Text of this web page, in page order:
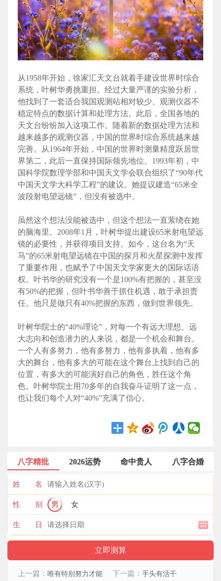
从1958年开始，徐家汇天文台就着手建设世界时综合
系统，叶树华勇挑重担。经过大量严谨的实验分析，
他找到了一套适合我国观测站相对较少、观测仪器不
稳定特点的数据计算和处理方法。此后，全国各地的
天文台纷纷加入这项工作。随着新的数据处理方法和
越来越多的观测仪器，中国的世界时综合系统越来越
完善。从1964年开始，中国的世界时测量精度跃居世
界第二，此后一直保持国际领先地位。1993年初，中
国科学院数理学部和中国天文学会联合组织了“90年代
中国天文学大科学工程”的建议。她提议建造“65米全
波段射电望远镜”，但没有被选中。
虽然这个想法没能被选中，但这个想法一直萦绕在她
的脑海里。2008年1月，叶树华提出建设65米射电望远
镜的必要性，并获得项目支持。如今，这台名为“天
马”的65米射电望远镜在中国的探月和火星探测中发挥
了重要作用，也赋予了中国天文学家更大的国际话语
权。叶书华的研究没有一个是100%有把握的，甚至没
有50%的把握，但叶书华善于抓住机遇，敢于承担责
任。他只是做只有40%把握的东西，做到世界领先。
叶树华院士的“40%理论”，对每一个有远大理想、远
大志向和创造潜力的人来说，都是一个机会和舞台。
一个人有多努力，他有多努力，他有多执着，他有多
大的舞台，他有多大的可能在这个舞台上找到自己的
位置，有多大的可能演好自己的角色，胜任这个角
色。叶树华院士用70多年的自我奋斗证明了这一点，
也让我们每个人对“40%”充满了信心。
八字精批 2026运势 命中贵人 八字合婚
姓 名
性 别 男 女
生 日
上一篇： 唯有特别努力才能 下一篇： 手头有活干